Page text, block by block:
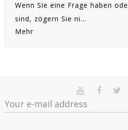
Wenn Sie eine Frage haben
sind, zögern Sie ni...
Mehr